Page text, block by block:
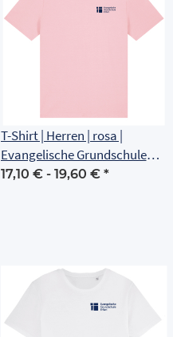
T-Shirt | Herren | rosa |
Evangelische Grundschule
Erfurt
17,10 € - 19,60 € *